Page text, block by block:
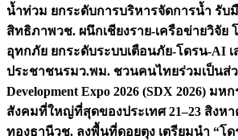
น้ำท่วม ยกระดับการบริหารจัดการน้ำ รับ
สิทธิภาพวช. ผนึกเชียงราย-เครือข่ายวิจัย
อุทกภัย ยกระดับระบบเตือนภัย-โดรน-AI
ประชาชนรมว.พม. ชวนคนไทยร่วมเป็นส่
Development Expo 2026 (SDX 2026) ม
สังคมที่ใหญ่ที่สุดของประเทศ 21–23 สิงห
ทองธานีวช. ลงพื้นที่ดอยตุง เตรียมนำ “โ